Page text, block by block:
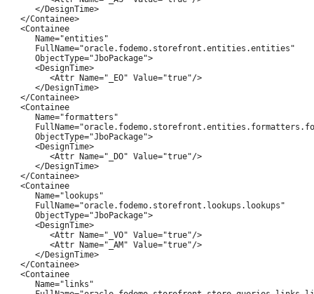
      </DesignTime>
   </Containee>
   <Containee
      Name="entities"
      FullName="oracle.fodemo.storefront.entities.entities"
      ObjectType="JboPackage">
      <DesignTime>
         <Attr Name="_EO" Value="true"/>
      </DesignTime>
   </Containee>
   <Containee
      Name="formatters"
      ObjectType="JboPackage">
      <DesignTime>
         <Attr Name="_DO" Value="true"/>
      </DesignTime>
   </Containee>
   <Containee
      Name="lookups"
      FullName="oracle.fodemo.storefront.lookups.lookups"
      ObjectType="JboPackage">
      <DesignTime>
         <Attr Name="_VO" Value="true"/>
         <Attr Name="_AM" Value="true"/>
      </DesignTime>
   </Containee>
   <Containee
      Name="links"